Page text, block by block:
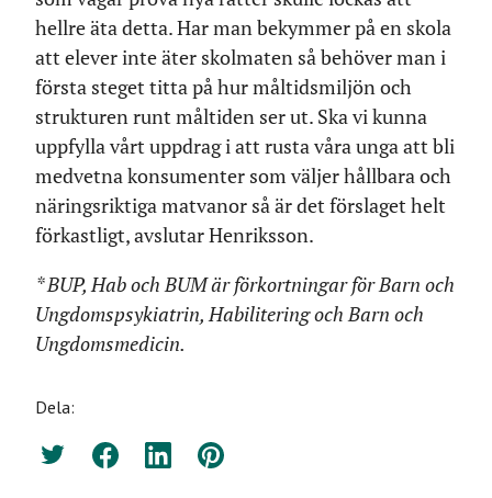
hellre äta detta. Har man bekymmer på en skola
att elever inte äter skolmaten så behöver man i
första steget titta på hur måltidsmiljön och
strukturen runt måltiden ser ut. Ska vi kunna
uppfylla vårt uppdrag i att rusta våra unga att bli
medvetna konsumenter som väljer hållbara och
näringsriktiga matvanor så är det förslaget helt
förkastligt, avslutar Henriksson.
* BUP, Hab och BUM är förkortningar för Barn och
Ungdomspsykiatrin, Habilitering och Barn och
Ungdomsmedicin.
Dela:
TwitterFacebookLinkedInPinterest